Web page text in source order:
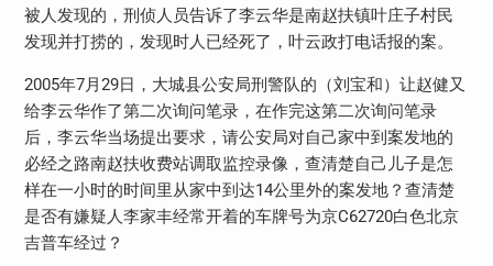
被人发现的，刑侦人员告诉了李云华是南赵扶镇叶庄子村民
发现并打捞的，发现时人已经死了，叶云政打电话报的案。
2005年7月29日，大城县公安局刑警队的（刘宝和）让赵健又
给李云华作了第二次询问笔录，在作完这第二次询问笔录
后，李云华当场提出要求，请公安局对自己家中到案发地的
必经之路南赵扶收费站调取监控录像，查清楚自己儿子是怎
样在一小时的时间里从家中到达14公里外的案发地？查清楚
是否有嫌疑人李家丰经常开着的车牌号为京C62720白色北京
吉普车经过？